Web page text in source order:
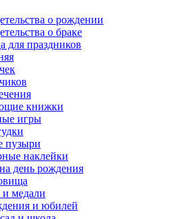
о рождении
о браке
для праздников
книжки
игры
пузыри
наклейки
день рождения
медали
и юбилей